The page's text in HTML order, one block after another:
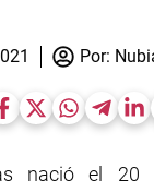
Por:
nació el 20